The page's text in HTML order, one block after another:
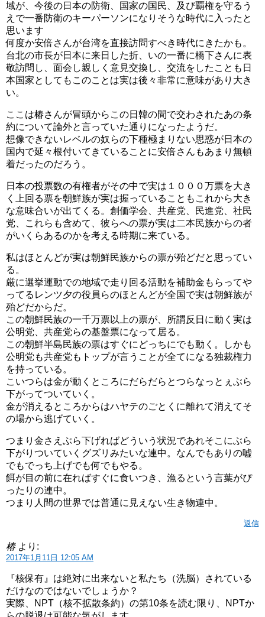
域が、今後の日本の防衛、国家の国民、及び覇権を守るう
えで一番防衛のキーパーソンになりそうな時代に入ったと
思います
何度か安倍さんが台湾を直接訪問すべき時代にきたかも。
台北の市長が日本に来日した折、いの一番に橋下さんに表
敬訪問し、面会し親しく意見交換し、交流をしたことも日
本国家としてもこのことは実は後々非常に意味があり大き
い。
ここは椿さんが冒頭からこの日韓の間で交わされたあの条
約について論外と言っていた通りになったようだ。
想像できないレベルの奴らの下種極まりない思惑が日本の
国内で延々根付いてきていることに安倍さんもあまり無頓
着だったのだろう。
日本の投票数の有権者がその中で実は１０００万票を大き
く上回る票を朝鮮族が実は握っていることもこれから大き
な意味合いが出てくる。創価学会、共産党、民進党、社民
党、これらも含めて、彼らへの票が実は二本民族からの者
がいくらあるのかを考える時期に来ている。
私はほとんどが実は朝鮮民族からの票が殆どだと思ってい
る。
厳に選挙運動での地域で走り回る活動を補助金もらってや
ってるレンツ夕の役員らのほとんどが全国で実は朝鮮族が
殆どだからだ。
この朝鮮民族の一千万票以上の票が、所謂反日に動く実は
公明党、共産党らの基盤票になって居る。
この朝鮮半島民族の票はすぐにどっちにでも動く。しかも
公明党も共産党もトップが言うことが全てになる独裁権力
を持っている。
こいつらは金が動くところにだらだらとつらなっとぇぶら
下がってついていく。
金が消えるところからはハヤテのごとくに離れて消えてそ
の場から逃げていく。
つまり金さえぶら下げればどういう状況であれそこにぶら
下がりついていくグズリみたいな連中。なんでもありの嘘
でもでっち上げでも何でもやる。
餌が目の前に在ればすぐに食いつき、漁るという言葉がぴ
ったりの連中。
つまり人間の世界では普通に見えない生き物連中。
返信
椿 より:
2017年1月11日 12:05 AM
『核保有』は絶対に出来ないと私たち（洗脳）されている
だけなのではないでしょうか？
実際、NPT（核不拡散条約）の第10条を読む限り、NPTか